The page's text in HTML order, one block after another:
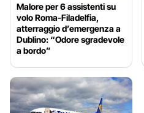
Malore per 6 assistenti su
volo Roma-Filadelfia,
atterraggio d’emergenza a
Dublino: “Odore sgradevole
a bordo”